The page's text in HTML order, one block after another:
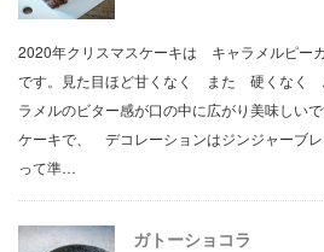
2020年クリスマスケーキは キャラメルピー
です。見た目ほど甘くなく また 硬くなく
ラメルのビター感が口の中に広がり美味しい
ケーキで、 デコレーションはジンジャーブ
って準…
ガトーショコラ